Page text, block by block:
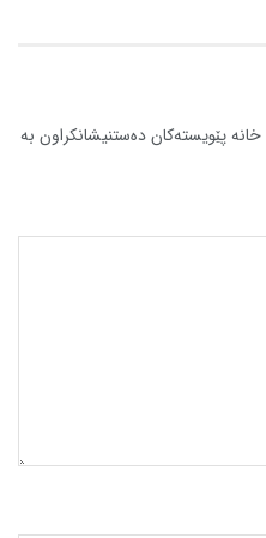
خانە پێویستەکان دەستنیشانکراون بە